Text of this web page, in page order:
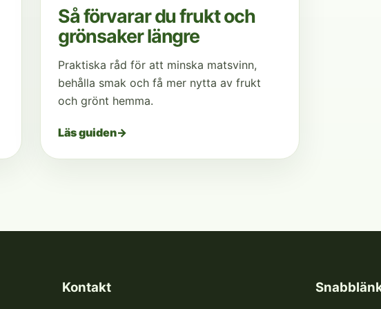
Så förvarar du frukt och
grönsaker längre
Praktiska råd för att minska matsvinn,
behålla smak och få mer nytta av frukt
och grönt hemma.
Läs guiden→
Kontakt